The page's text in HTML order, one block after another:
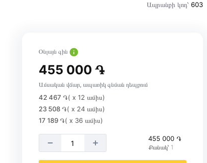
Ապրանքի կոդ՝ 603
Օնլայն գին
455 000 ֏
Ամսական վճար, ապառիկ գնման դեպքում
42 467 ֏( x 12 ամիս)
23 508 ֏( x 24 ամիս)
17 189 ֏( x 36 ամիս)
455 000 ֏
Քանակ՝ 1